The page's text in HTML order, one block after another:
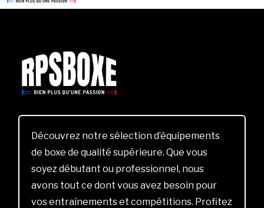
Découvrez notre sélection d’équipements
de boxe de qualité supérieure. Que vous
soyez débutant ou professionnel, nous
avons tout ce dont vous avez besoin pour
vos entraînements et compétitions. Profitez